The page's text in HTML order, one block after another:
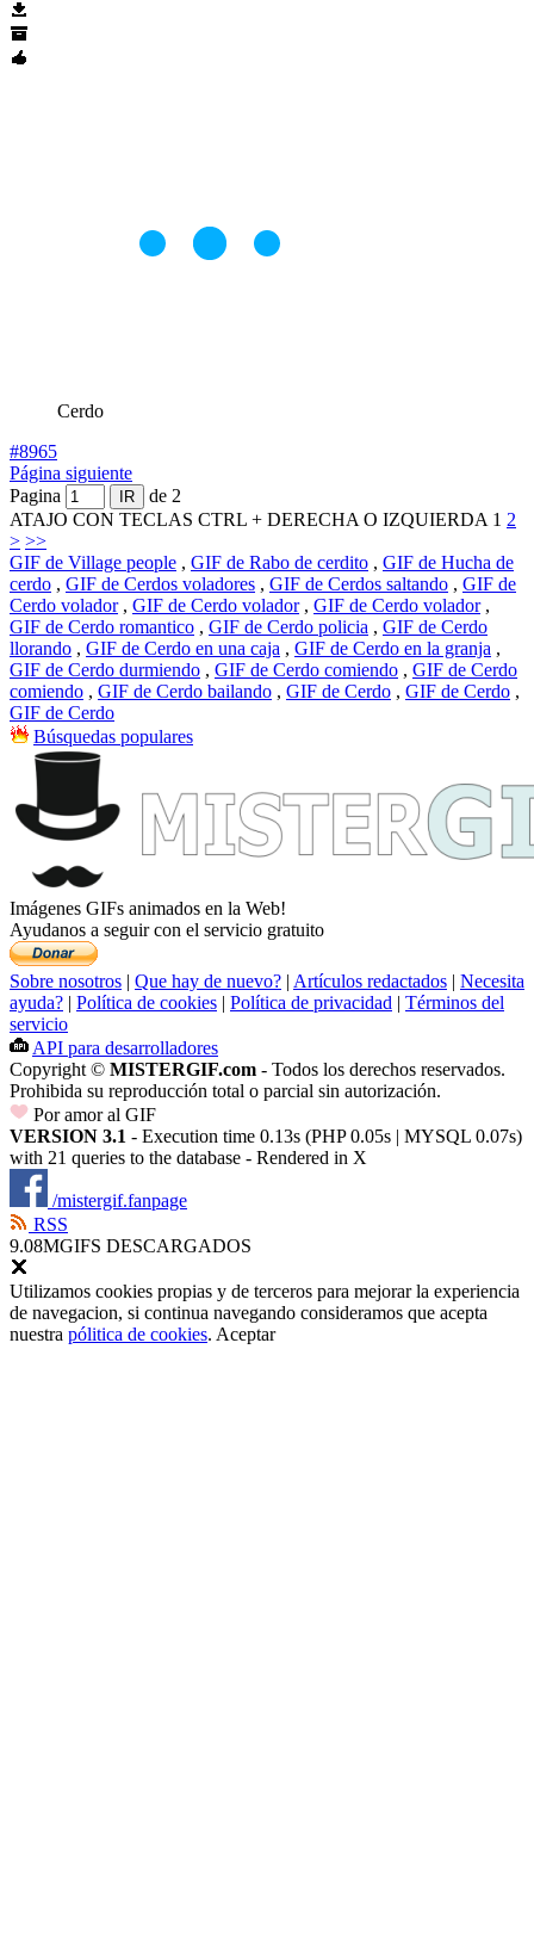
Cerdo
#8965
Página siguiente
Pagina
de 2
ATAJO CON TECLAS CTRL + DERECHA O IZQUIERDA 1 2
> >>
GIF de Village people , GIF de Rabo de cerdito , GIF de Hucha de
cerdo , GIF de Cerdos voladores , GIF de Cerdos saltando , GIF de
Cerdo volador, GIF de Cerdo volador, GIF de Cerdo volador,
GIF de Cerdo romantico , GIF de Cerdo policia , GIF de Cerdo
llorando , GIF de Cerdo en una caja , GIF de Cerdo en la granja ,
GIF de Cerdo durmiendo , GIF de Cerdo comiendo , GIF de Cerdo
comiendo , GIF de Cerdo bailando , GIF de Cerdo , GIF de Cerdo ,
GIF de Cerdo
Búsquedas populares
Imágenes GIFs animados en la Web!
Ayudanos a seguir con el servicio gratuito
Sobre nosotros | Que hay de nuevo? | Artículos redactados | Necesita
ayuda? | Política de cookies | Política de privacidad | Términos del
servicio
API para desarrolladores
Copyright © MISTERGIF.com - Todos los derechos reservados.
Prohibida su reproducción total o parcial sin autorización.
Por amor al GIF
VERSION 3.1 - Execution time 0.13s (PHP 0.05s | MYSQL 0.07s)
with 21 queries to the database - Rendered in X
/mistergif.fanpage
RSS
9.08MGIFS DESCARGADOS
Utilizamos cookies propias y de terceros para mejorar la experiencia
de navegacion, si continua navegando consideramos que acepta
nuestra pólitica de cookies. Aceptar